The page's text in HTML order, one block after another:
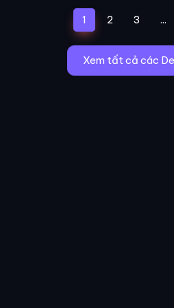
1 (current)
2 3 ...
Xem tất cả các